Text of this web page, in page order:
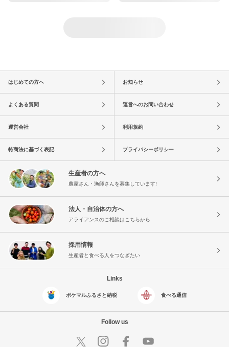
はじめての方へ お知らせ
よくある質問 運営へのお問い合わせ
運営会社 利用規約
特商法に基づく表記 プライバシーポリシー
生産者の方へ
農家さん・漁師さんを募集しています!
法人・自治体の方へ
アライアンスのご相談はこちらから
採用情報
生産者と食べる人をつなぎたい
Links
ポケマルふるさと納税 食べる通信
Follow us